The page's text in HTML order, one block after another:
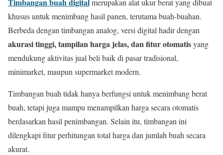
Timbangan buah digitalmerupakan alat ukur berat yang dibuat
khusus untuk menimbang hasil panen, terutama buah-buahan.
Berbeda dengan timbangan analog, versi digital hadir dengan
akurasi tinggi, tampilan harga jelas, dan fitur otomatisyang
mendukung aktivitas jual beli baik di pasar tradisional,
minimarket, maupun supermarket modern.
Timbangan buah tidak hanya berfungsi untuk menimbang berat
buah, tetapi juga mampu menampilkan harga secara otomatis
berdasarkan hasil penimbangan. Selain itu, timbangan ini
dilengkapi fitur perhitungan total harga dan jumlah buah secara
akurat.